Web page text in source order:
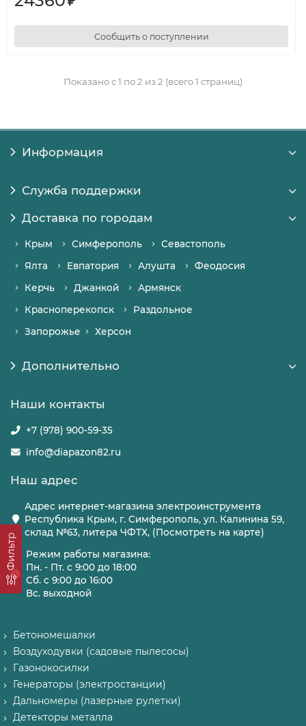
Фильтр
Сообщить о поступлении
Показано с 1 по 2 из 2 (всего 1 страниц)
Информация
Служба поддержки
Доставка по городам
Крым Симферополь
Севастополь
Ялта
Евпатория Алушта
Феодосия
Керчь
Джанкой
Армянск
Красноперекопск
Раздольное
Запорожье
Херсон
Дополнительно
Наши контакты
+7 (978) 900-59-35
info@diapazon82.ru
Наш адрес
Адрес интернет-магазина электроинструмента
Республика Крым, г. Симферополь, ул. Калинина 59,
склад №63, литера ЧФТХ, (Посмотреть на карте)
Режим работы магазина:
Пн. - Пт. с 9:00 до 18:00
Сб. с 9:00 до 16:00
Вс. выходной
Бетономешалки
Воздуходувки (садовые пылесосы)
Газонокосилки
Генераторы (электростанции)
Дальномеры (лазерные рулетки)
Детекторы металла